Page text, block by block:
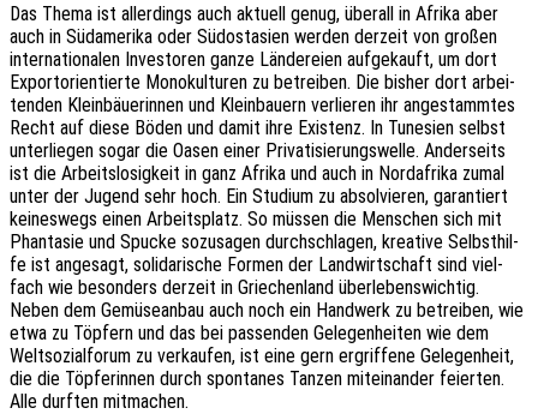
Das Thema ist aller­dings auch aktu­ell genug, über­all in Afrika aber
auch in Südame­ri­ka oder Südost­asi­en werden derzeit von großen
inter­na­tio­na­len Inves­to­ren ganze Lände­rei­en aufge­kauft, um dort
Export­ori­en­tier­te Mono­kul­tu­ren zu betrei­ben. Die bisher dort arbei­
ten­den Klein­bäue­rin­nen und Klein­bau­ern verlie­ren ihr ange­stamm­tes
Recht auf diese Böden und damit ihre Exis­tenz. In Tune­si­en selbst
unter­lie­gen sogar die Oasen einer Priva­ti­sie­rungs­wel­le. Ander­seits
ist die Arbeits­lo­sig­keit in ganz Afrika und auch in Nord­afri­ka zumal
unter der Jugend sehr hoch. Ein Studi­um zu absol­vie­ren, garan­tiert
keines­wegs einen Arbeits­platz. So müssen die Menschen sich mit
Phan­ta­sie und Spucke sozu­sa­gen durch­schla­gen, krea­ti­ve Selbst­hil­
fe ist ange­sagt, soli­da­ri­sche Formen der Land­wirt­schaft sind viel­
fach wie beson­ders derzeit in Grie­chen­land über­le­bens­wich­tig.
Neben dem Gemü­se­an­bau auch noch ein Hand­werk zu betrei­ben, wie
etwa zu Töpfern und das bei passen­den Gele­gen­hei­ten wie dem
Welt­so­zi­al­fo­rum zu verkau­fen, ist eine gern ergrif­fe­ne Gele­gen­heit,
die die Töpfe­rin­nen durch spon­ta­nes Tanzen mitein­an­der feier­ten.
Alle durf­ten mitmachen.